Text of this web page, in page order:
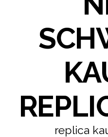
replica